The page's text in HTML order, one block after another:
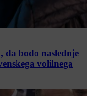
da bodo naslednje
volilnega